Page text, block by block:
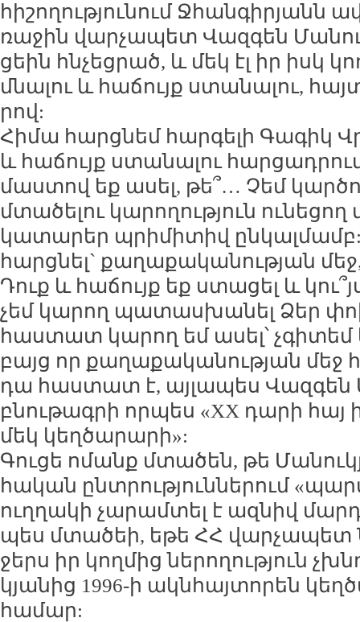
հի­շո­ղու­թյու­նում Ջհան­գի­րյանն
ռա­ջին վար­չա­պետ Վազ­գեն
ցեին հն­չեց­րած, և մեկ էլ իր իսկ
մնա­լու և հա­ճույք ստա­նա­լու,
րով:
Հի­մա հարց­նեմ հար­գե­լի Գա­գիկ
և հա­ճույք ստա­նա­լու
մաս­տով եք ա­սել, թե՞… Չեմ
մտա­ծե­լու կա­րո­ղու­թյուն
կա­տա­րեր պրի­մի­տիվ ըն­կալ­մամբ:
հարց­նել` քա­ղա­քա­կա­նու­թյան
Դուք և հա­ճույք եք ստա­ցել և
չեմ կա­րող պա­տաս­խա­նել Ձեր
հաս­տատ կա­րող եմ ա­սել՝ չգի­տեմ
բայց որ քա­ղա­քա­կա­նու­թյան մեջ
դա հաս­տատ է, այ­լա­պես Վազ­գեն
բնու­թագ­րի որ­պես «XX դա­րի հայ
մեկ կեղ­ծա­րա­րի»:
Գու­ցե ո­մանք մտա­ծեն, թե
հա­կան ընտ­րու­թյուն­նե­րում
ուղ­ղա­կի չա­րամ­տել է ազ­նիվ
պես մտա­ծեի, ե­թե ՀՀ վար­չա­պետ
ջերս իր կող­մից նե­րո­ղու­թյուն
կյա­նից 1996-ի ակն­հայ­տո­րեն
հա­մար: